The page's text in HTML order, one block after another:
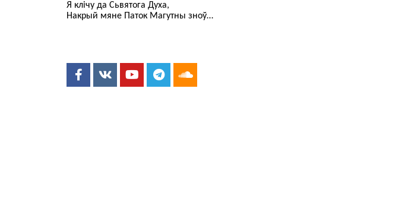
Я клічу да Сьвятога Духа,
Накрый мяне Паток Магутны зноў…